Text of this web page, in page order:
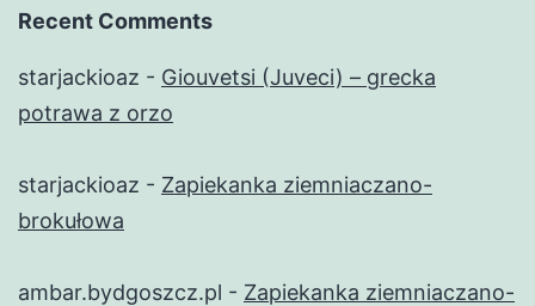
Recent Comments
starjackioaz - Giouvetsi (Juveci) – grecka
potrawa z orzo
starjackioaz - Zapiekanka ziemniaczano-
brokułowa
ambar.bydgoszcz.pl - Zapiekanka ziemniaczano-